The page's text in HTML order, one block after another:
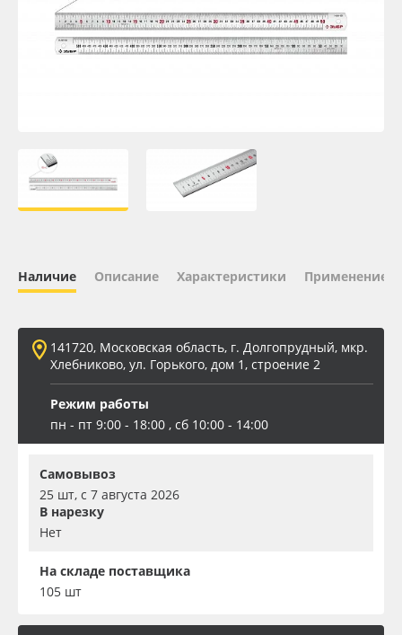
Oracal 641
ПЭТ листовой
ПЭТ бэклит
Заготовки для сувениров
Наличие Описание Характеристики Применение
141720, Московская область, г. Долгопрудный, мкр.
Хлебниково, ул. Горького, дом 1, строение 2
Режим работы
пн - пт 9:00 - 18:00 , сб 10:00 - 14:00
Самовывоз
25 шт, с 7 августа 2026
В нарезку
Нет
На складе поставщика
105 шт